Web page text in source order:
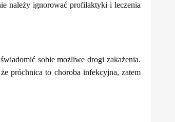
należy ignorować profilaktyki i leczenia
sobie możliwe drogi zakażenia.
próchnica to choroba infekcyjna, zatem